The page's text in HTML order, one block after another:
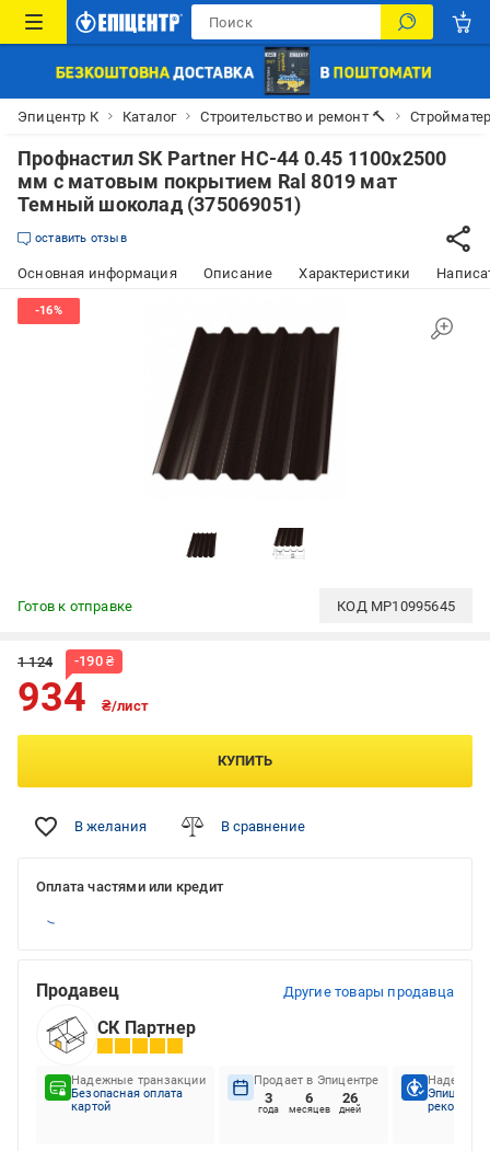
Эпицентр К Каталог Строительство и ремонт 🔨
Профнастил SK Partner НС-44 0.45 1100х2500
мм с матовым покрытием Ral 8019 мат
Темный шоколад (375069051)
оставить отзыв
Основная информация Описание Характеристики
Готов к отправке КОД MP10995645
1 124 -190₴
934 ₴/лист
КУПИТЬ
В желания В сравнение
Оплата частями или кредит
Продавец Другие товары продавца
СК Партнер
Надежные транзакции
Безопасная оплата
картой
Продает в Эпицентре
3
года
6
месяцев
26
дней
Надежный
Эпицентр